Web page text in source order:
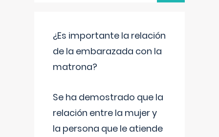
¿Es importante la relación
de la embarazada con la
matrona?
Se ha demostrado que la
relación entre la mujer y
la persona que le atiende